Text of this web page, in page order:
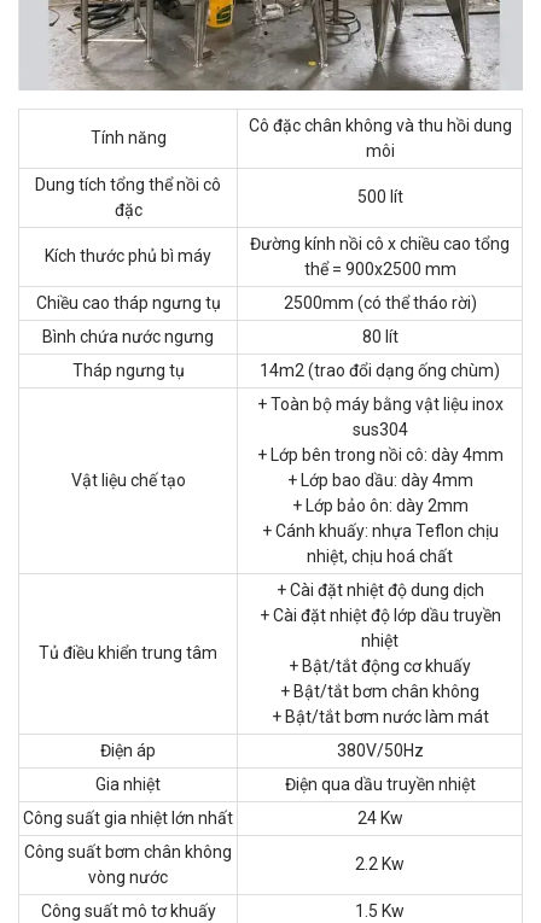
Tính năng
Cô đặc chân không và thu hồi dung
môi
Dung tích tổng thể nồi cô
đặc
500 lít
Kích thước phủ bì máy
Đường kính nồi cô x chiều cao tổng
thể = 900x2500 mm
Chiều cao tháp ngưng tụ
2500mm (có thể tháo rời)
Bình chứa nước ngưng
80 lít
Tháp ngưng tụ
14m2 (trao đổi dạng ống chùm)
Vật liệu chế tạo
+ Toàn bộ máy bằng vật liệu inox
sus304
+ Lớp bên trong nồi cô: dày 4mm
+ Lớp bao dầu: dày 4mm
+ Lớp bảo ôn: dày 2mm
+ Cánh khuấy: nhựa Teflon chịu
nhiệt, chịu hoá chất
Tủ điều khiển trung tâm
+ Cài đặt nhiệt độ dung dịch
+ Cài đặt nhiệt độ lớp dầu truyền
nhiệt
+ Bật/tắt động cơ khuấy
+ Bật/tắt bơm chân không
+ Bật/tắt bơm nước làm mát
Điện áp
380V/50Hz
Gia nhiệt
Điện qua dầu truyền nhiệt
Công suất gia nhiệt lớn nhất
24 Kw
Công suất bơm chân không
vòng nước
2.2 Kw
Công suất mô tơ khuấy
1.5 Kw